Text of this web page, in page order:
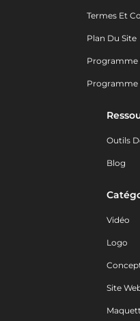
Termes Et
Plan Du Site
Programme
Programme
Outils
Blog
Vidéo
Logo
Site